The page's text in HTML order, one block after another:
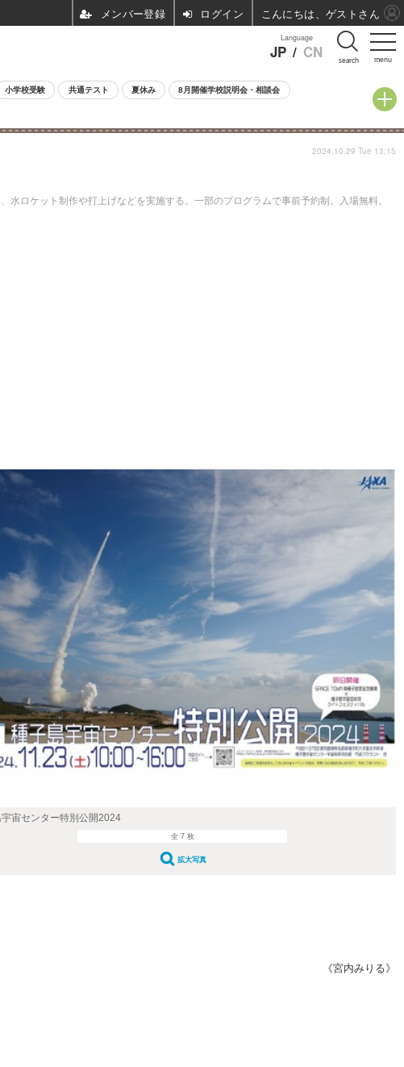
menu
Language
JP / CN search
小学校受験 共通テスト 夏休み 8月開催学校説明会・相談会
ロケット制作や打上げなどを実施する。一部のプログラムで事前予約制。入場無料。
2024.10.29 Tue 13:15
宙センター特別公開2024
全 7 枚
拡大写真
《宮内みりる》
ログイン こんにちは、ゲストさん